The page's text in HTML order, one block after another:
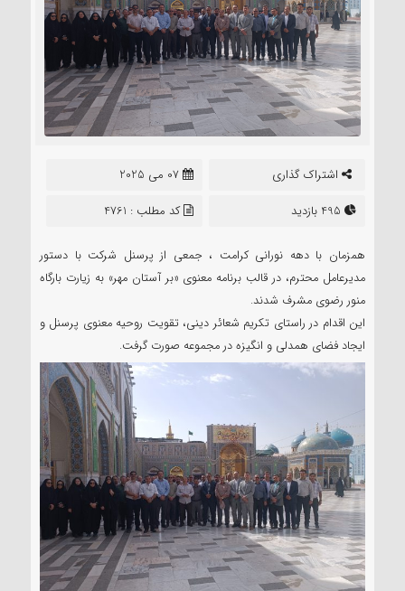
اشتراک گذاری
07 می 2025
کد مطلب : 4761
همزمان با دهه نورانی کرامت ، جمعی از پرسنل شرکت با دستور
مدیرعامل محترم، در قالب برنامه معنوی «بر آستان مهر» به زیارت بارگاه
منور رضوی مشرف شدند.
این اقدام در راستای تکریم شعائر دینی، تقویت روحیه معنوی پرسنل و
ایجاد فضای همدلی و انگیزه در مجموعه صورت گرفت.